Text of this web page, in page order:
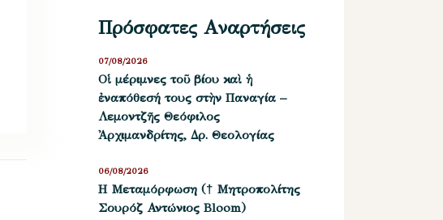
Πρόσφατες Αναρτήσεις
Οἱ μέριμνες τοῦ βίου καὶ ἡ
ἐναπόθεσή τους στὴν Παναγία –
Λεμοντζῆς Θεόφιλος
Ἀρχιμανδρίτης, Δρ. Θεολογίας
07/08/2026
Η Μεταμόρφωση († Μητροπολίτης
Σουρόζ Αντώνιος Bloom)
06/08/2026